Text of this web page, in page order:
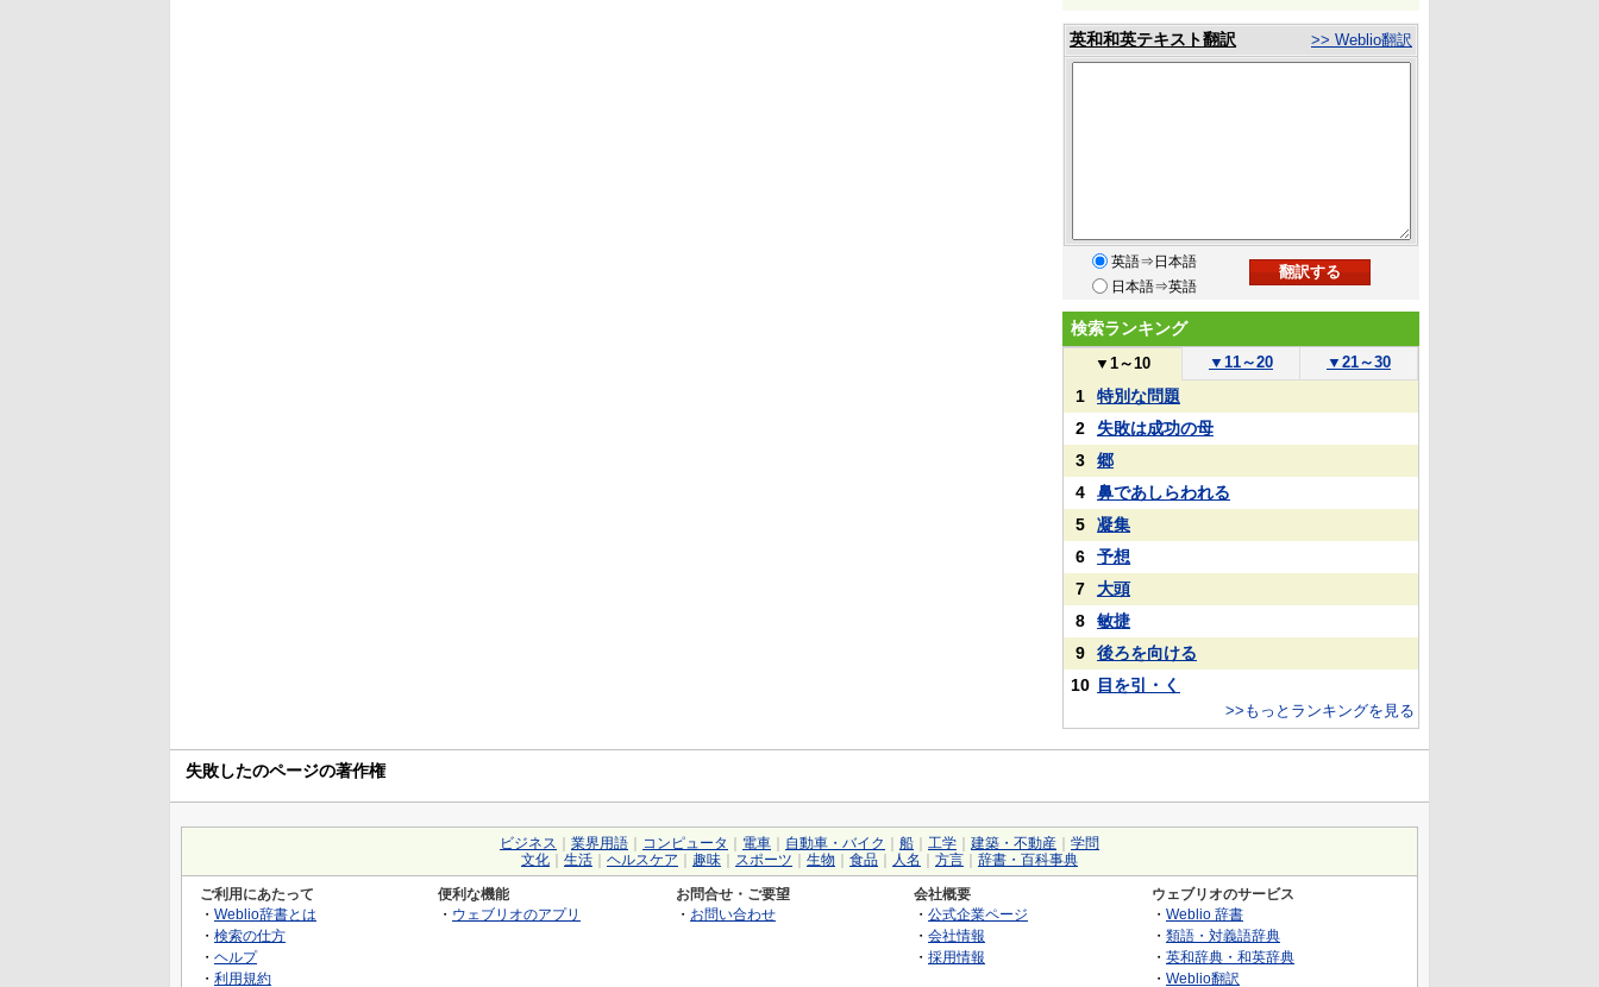
英和和英テキスト翻訳 >> Weblio翻訳
英語⇒日本語
日本語⇒英語
検索ランキング
▼ 1～10 ▼ 11～20 ▼ 21～30
1
特別な問題
2
失敗は成功の母
3
郷
4
鼻であしらわれる
5
凝集
6
予想
7
大頭
8
敏捷
9
後ろを向ける
10 目を引・く
>>もっとランキングを見る
失敗したのページの著作権
ビジネス 業界用語 コンピュータ 電車 自動車・バイク 船 工学 建築・不動産
学問
文化
生活 ヘルスケア 趣味 スポーツ 生物 食品 人名 方言 辞書・百科事典
ご利用にあたって
・ Weblio辞書とは
・ 検索の仕方
・ ヘルプ
・ 利用規約
便利な機能
・ ウェブリオのアプリ
お問合せ・ご要望
・ お問い合わせ
会社概要
・ 公式企業ページ
・ 会社情報
・ 採用情報
ウェブリオのサービス
・ Weblio 辞書
・ 類語・対義語辞典
・ 英和辞典・和英辞典
・ Weblio翻訳